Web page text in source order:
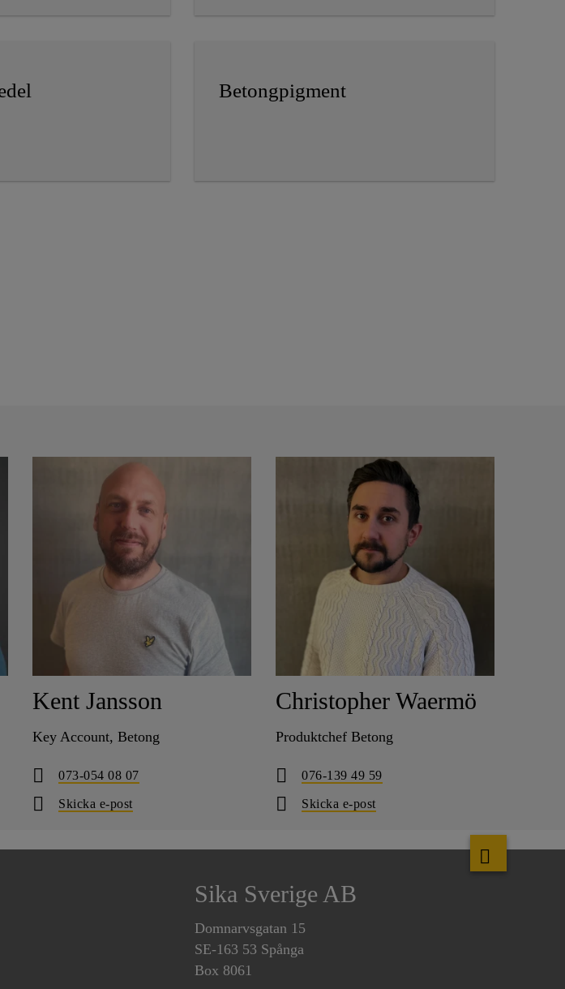
Betongpigment
Kent Jansson
Key Account, Betong
073-054 08 07
Skicka e-post
Christopher Waermö
Produktchef Betong
076-139 49 59
Skicka e-post
Sika Sverige AB
Domnarvsgatan 15
SE-163 53 Spånga
Box 8061